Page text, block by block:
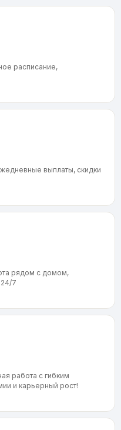
расписание,
выплаты, скидки
рядом с домом,
7
работа с гибким
и карьерный рост!